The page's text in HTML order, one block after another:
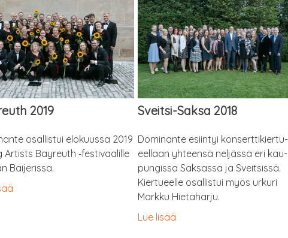
2019
osal­lis­tui elo­kuus­sa 2019
Artists Bay­reuth ‑fes­ti­vaa­lil­le
Baijerissa.
Sveit­si-Sak­sa 2018
Domi­nan­te esiin­tyi kon­sert­ti­kier­tu­
eel­laan yhteen­sä nel­jäs­sä eri kau­
pun­gis­sa Sak­sas­sa ja Sveit­sis­sä.
Kier­tu­eel­le osal­lis­tui myös urku­ri
Mark­ku Hietaharju.
Lue lisää